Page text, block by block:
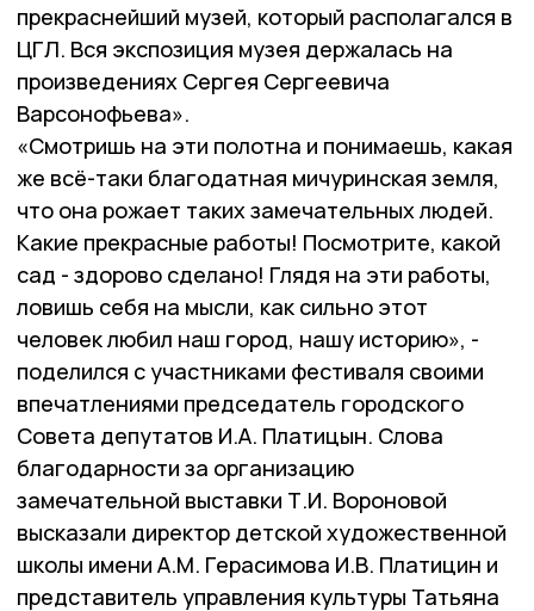
прекраснейший музей, который располагался в
ЦГЛ. Вся экспозиция музея держалась на
произведениях Сергея Сергеевича
Варсонофьева».
«Смотришь на эти полотна и понимаешь, какая
же всё-таки благодатная мичуринская земля,
что она рожает таких замечательных людей.
Какие прекрасные работы! Посмотрите, какой
сад - здорово сделано! Глядя на эти работы,
ловишь себя на мысли, как сильно этот
человек любил наш город, нашу историю», -
поделился с участниками фестиваля своими
впечатлениями председатель городского
Совета депутатов И.А. Платицын. Слова
благодарности за организацию
замечательной выставки Т.И. Вороновой
высказали директор детской художественной
школы имени А.М. Герасимова И.В. Платицин и
представитель управления культуры Татьяна